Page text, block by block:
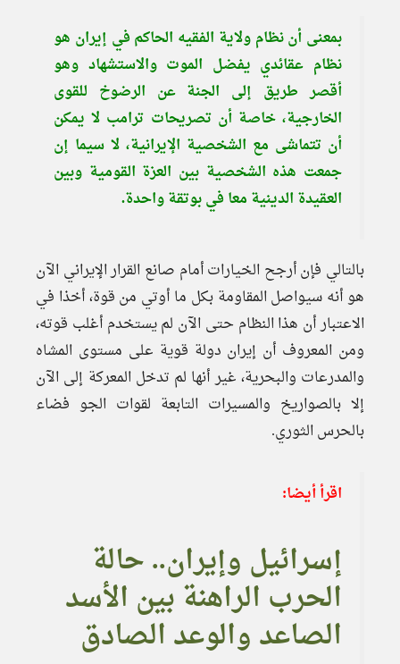
بمعنى أن نظام ولاية الفقيه الحاكم في إيران هو
نظام عقائدي يفضل الموت والاستشهاد وهو
أقصر طريق إلى الجنة عن الرضوخ للقوى
الخارجية، خاصة أن تصريحات ترامب لا يمكن
أن تتماشى مع الشخصية الإيرانية، لا سيما إن
جمعت هذه الشخصية بين العزة القومية وبين
العقيدة الدينية معا في بوتقة واحدة.
بالتالي فإن أرجح الخيارات أمام صانع القرار الإيراني الآن
هو أنه سيواصل المقاومة بكل ما أوتي من قوة، أخذا في
الاعتبار أن هذا النظام حتى الآن لم يستخدم أغلب قوته،
ومن المعروف أن إيران دولة قوية على مستوى المشاه
والمدرعات والبحرية، غير أنها لم تدخل المعركة إلى الآن
إلا بالصواريخ والمسيرات التابعة لقوات الجو فضاء
بالحرس الثوري.
اقرأ أيضا:
إسرائيل وإيران.. حالة
الحرب الراهنة بين الأسد
الصاعد والوعد الصادق